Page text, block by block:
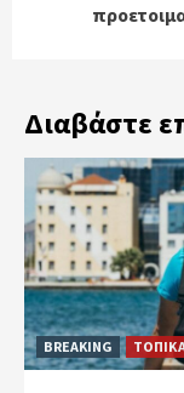
Διαβάστε
BREAKING